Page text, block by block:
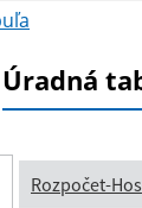
Úradná
Rozpočet-